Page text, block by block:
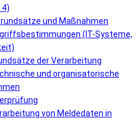
und Maßnahmen
(IT-Systeme,
der Verarbeitung
und organisatorische
von Meldedaten in